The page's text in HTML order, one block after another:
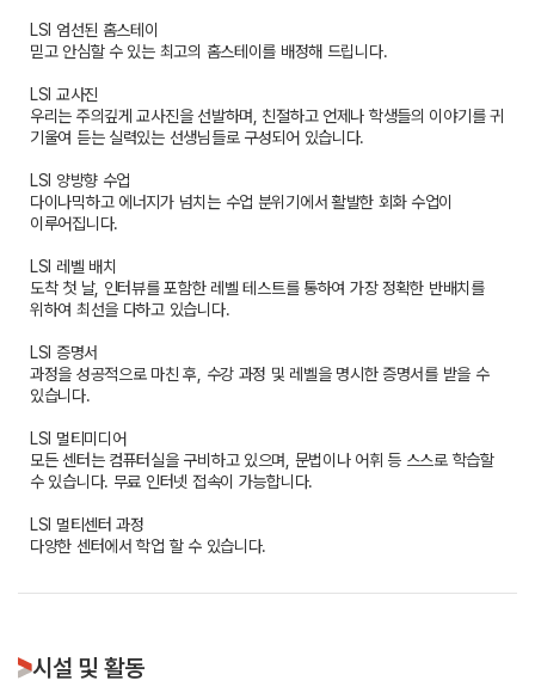
LSI 엄선된 홈스테이
믿고 안심할 수 있는 최고의 홈스테이를 배정해 드립니다.
LSI 교사진
우리는 주의깊게 교사진을 선발하며, 친절하고 언제나 학생들의 이야기를 귀
기울여 듣는 실력있는 선생님들로 구성되어 있습니다.
LSI 양방향 수업
다이나믹하고 에너지가 넘치는 수업 분위기에서 활발한 회화 수업이
이루어집니다.
LSI 레벨 배치
도착 첫 날, 인터뷰를 포함한 레벨 테스트를 통하여 가장 정확한 반배치를
위하여 최선을 다하고 있습니다.
LSI 증명서
과정을 성공적으로 마친 후, 수강 과정 및 레벨을 명시한 증명서를 받을 수
있습니다.
LSI 멀티미디어
모든 센터는 컴퓨터실을 구비하고 있으며, 문법이나 어휘 등 스스로 학습할
수 있습니다. 무료 인터넷 접속이 가능합니다.
LSI 멀티센터 과정
다양한 센터에서 학업 할 수 있습니다.
시설 및 활동